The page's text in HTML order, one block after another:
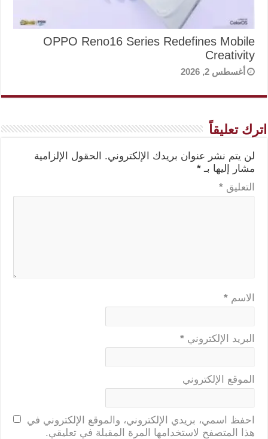
OPPO Reno16 Series Redefines Mobile
Creativity
أغسطس 2, 2026
اترك تعليقاً
لن يتم نشر عنوان بريدك الإلكتروني.
الحقول الإلزامية
مشار إليها بـ *
التعليق *
الاسم *
البريد الإلكتروني *
الموقع الإلكتروني
احفظ اسمي، بريدي الإلكتروني، والموقع الإلكتروني في
هذا المتصفح لاستخدامها المرة المقبلة في تعليقي.